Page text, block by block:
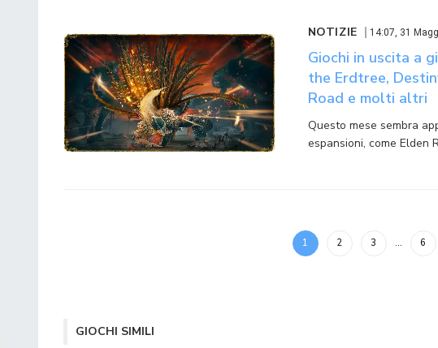
NOTIZIE 14:07, 31
Giochi in uscita a
the Erdtree,
Road e molti altri
Questo mese sembra
espansioni, come Elden
1 2 3 … 6
GIOCHI SIMILI